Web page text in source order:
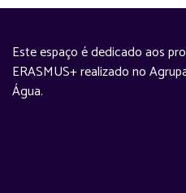
Sobre
Este espaço é dedicado aos
ERASMUS+ realizado no
Água.